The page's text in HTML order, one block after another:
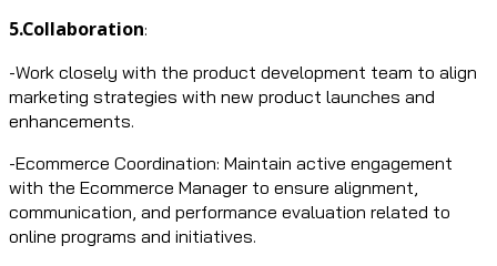
5.Collaboration:
-Work closely with the product development team to align
marketing strategies with new product launches and
enhancements.
-Ecommerce Coordination: Maintain active engagement
with the Ecommerce Manager to ensure alignment,
communication, and performance evaluation related to
online programs and initiatives.